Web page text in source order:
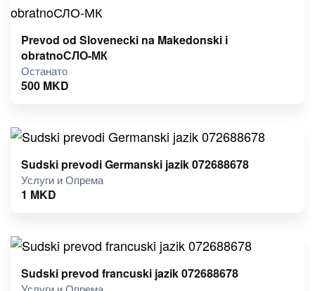
Prevod od Slovenecki na Makedonski i
obratnoСЛО-МК
Останато
500 MKD
Sudski prevodi Germanski jazik 072688678
Услуги и Опрема
1 MKD
Sudski prevod francuski jazik 072688678